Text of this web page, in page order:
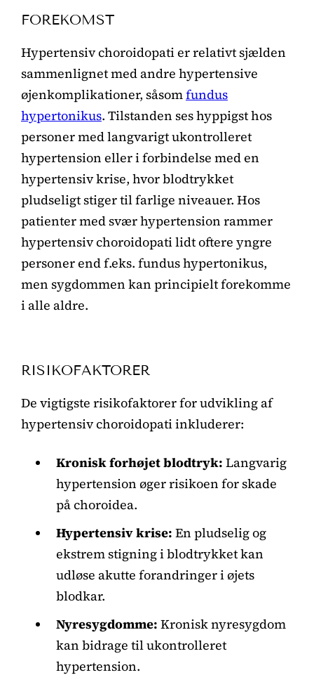
FOREKOMST
Hypertensiv choroidopati er relativt sjælden
sammenlignet med andre hypertensive
øjenkomplikationer, såsomfundus
hypertonikus. Tilstanden ses hyppigst hos
personer med langvarigt ukontrolleret
hypertension eller i forbindelse med en
hypertensiv krise, hvor blodtrykket
pludseligt stiger til farlige niveauer. Hos
patienter med svær hypertension rammer
hypertensiv choroidopati lidt oftere yngre
personer end f.eks. fundus hypertonikus,
men sygdommen kan principielt forekomme
i alle aldre.
RISIKOFAKTORER
De vigtigste risikofaktorer for udvikling af
hypertensiv choroidopati inkluderer:
Kronisk forhøjet blodtryk: Langvarig
hypertension øger risikoen for skade
på choroidea.
Hypertensiv krise: En pludselig og
ekstrem stigning i blodtrykket kan
udløse akutte forandringer i øjets
blodkar.
Nyresygdomme: Kronisk nyresygdom
kan bidrage til ukontrolleret
hypertension.